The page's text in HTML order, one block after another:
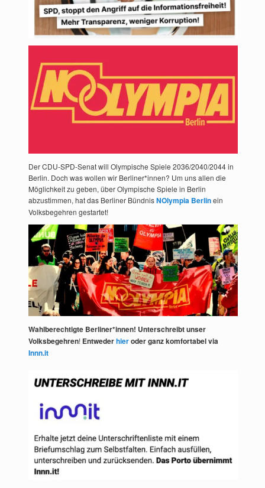
Der CDU-SPD-Senat will Olympische Spiele 2036/2040/2044 in
Berlin. Doch was wollen wir Berliner*innen? Um uns allen die
Möglichkeit zu geben, über Olympische Spiele in Berlin
abzustimmen, hat das Berliner BündnisNOlympia Berlinein
Volksbegehren gestartet!
Wahlberechtigte Berliner*innen! Unterschreibt unser
Volksbegehren! Entwederhieroder ganz komfortabel via
Innn.it